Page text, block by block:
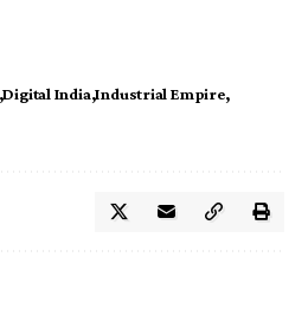
Digital India Industrial Empire